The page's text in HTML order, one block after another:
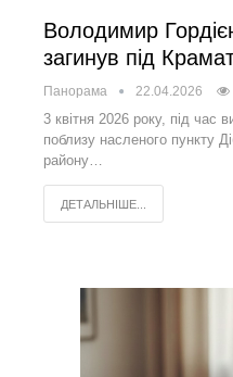
Володимир
загинув під
Панорама 22.04.2026
3 квітня 2026 року, під час
поблизу насленого пункту
району…
ДЕТАЛЬНІШЕ...